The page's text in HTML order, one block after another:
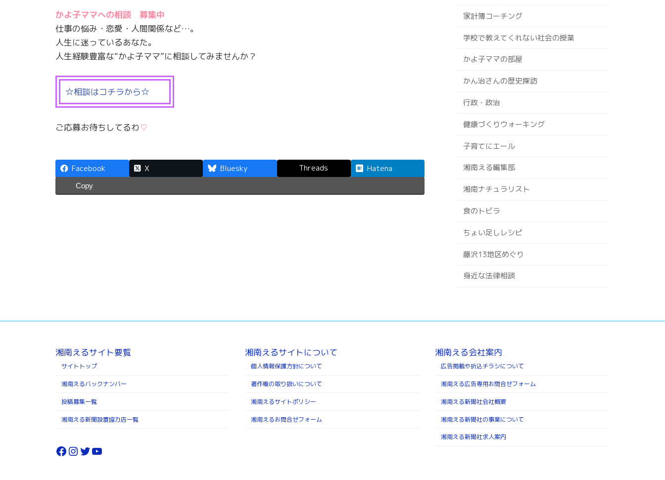
かよ子ママへの相談 募集中
仕事の悩み・恋愛・人間関係など…。
人生に迷っているあなた。
人生経験豊富な“かよ子ママ”に相談してみませんか？
☆相談はコチラから☆
ご応募お待ちしてるわ♡
Facebook X Bluesky Threads Hatena
Copy
家計簿コーチング
学校で教えてくれない社会の授業
かよ子ママの部屋
かん治さんの歴史探訪
行政・政治
健康づくりウォーキング
子育てにエール
湘南える編集部
湘南ナチュラリスト
食のトビラ
ちょい足しレシピ
藤沢13地区めぐり
身近な法律相談
湘南えるサイト要覧
サイトトップ
湘南えるバックナンバー
投稿募集一覧
湘南える新聞設置協力店一覧
Facebook
Instagram
Twitter
YouTube
湘南えるサイトについて
個人情報保護方針について
著作権の取り扱いについて
湘南えるサイトポリシー
湘南えるお問合せフォーム
湘南える会社案内
広告掲載や折込チラシについて
湘南える広告専用お問合せフォーム
湘南える新聞社会社概要
湘南える新聞社の事業について
湘南える新聞社求人案内